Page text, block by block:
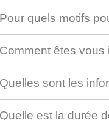
Pour quels motifs
Comment êtes vous
Quelles sont les
Quelle est la durée